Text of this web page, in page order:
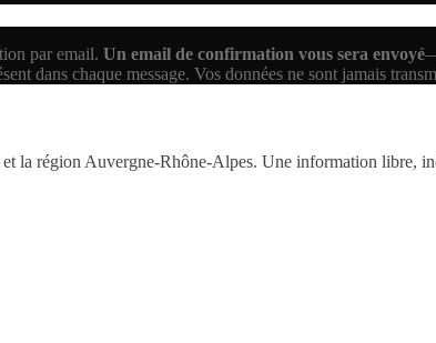
par email. Un email de confirmation vous sera envoyé
dans chaque message. Vos données ne sont jamais
la région Auvergne-Rhône-Alpes. Une information libre,